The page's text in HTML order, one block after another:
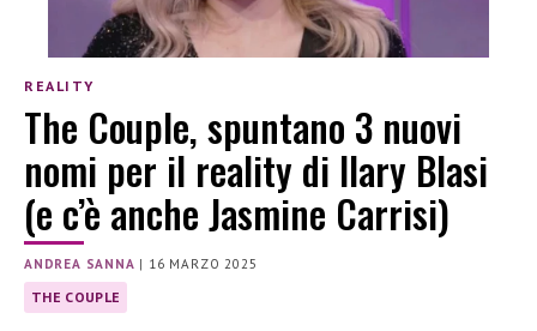
REALITY
The Couple, spuntano 3 nuovi
nomi per il reality di Ilary Blasi
(e c’è anche Jasmine Carrisi)
ANDREA SANNA | 16 MARZO 2025
THE COUPLE